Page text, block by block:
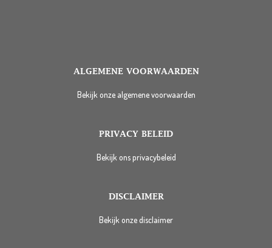
ALGEMENE VOORWAARDEN
Bekijk onze algemene voorwaarden
PRIVACY BELEID
Bekijk ons privacybeleid
DISCLAIMER
Bekijk onze disclaimer